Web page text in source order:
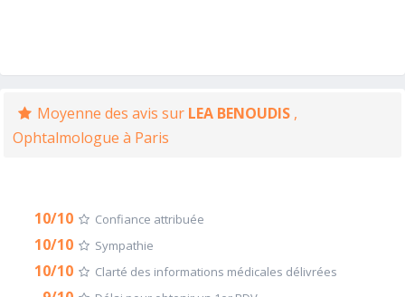
Moyenne des avis sur LEA BENOUDIS ,
Ophtalmologue à Paris
10/10 Confiance attribuée
10/10 Sympathie
10/10 Clarté des informations médicales délivrées